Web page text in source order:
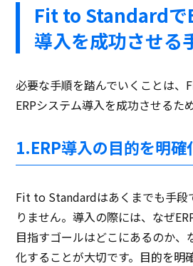
Fit to Standardで
導入を成功させる
必要な手順を踏んでいくことは
ERPシステム導入を成功させるた
1.ERP導入の目的を明確
Fit to Standardはあくまでも手段
りません。導入の際には、なぜ
目指すゴールはどこにあるのか、
化することが大切です。目的を明